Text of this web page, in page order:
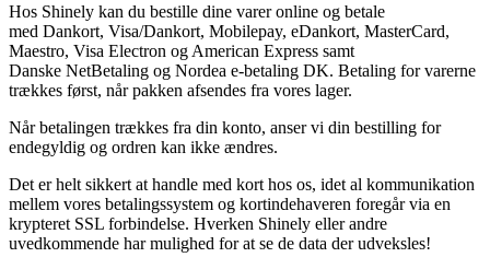
Hos Shinely kan du bestille dine varer online og betale
med Dankort, Visa/Dankort, Mobilepay, eDankort, MasterCard,
Maestro, Visa Electron og American Express samt
Danske NetBetaling og Nordea e-betaling DK. Betaling for varerne
trækkes først, når pakken afsendes fra vores lager.
Når betalingen trækkes fra din konto, anser vi din bestilling for
endegyldig og ordren kan ikke ændres.
Det er helt sikkert at handle med kort hos os, idet al kommunikation
mellem vores betalingssystem og kortindehaveren foregår via en
krypteret SSL forbindelse. Hverken Shinely eller andre
uvedkommende har mulighed for at se de data der udveksles!